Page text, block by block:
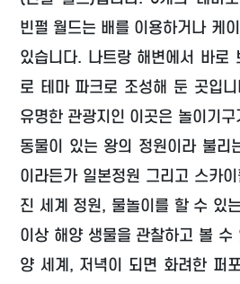
빈펄 월드는 배를 이용하거나 케
있습니다. 나트랑 해변에서 바로
로 테마 파크로 조성해 둔 곳입
유명한 관광지인 이곳은 놀이기
동물이 있는 왕의 정원이라 불리
이라든가 일본정원 그리고 스카
진 세계 정원, 물놀이를 할 수 있
이상 해양 생물을 관찰하고 볼 수
양 세계, 저녁이 되면 화려한 퍼